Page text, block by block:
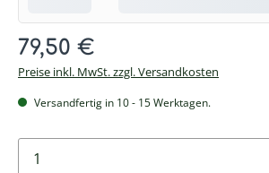
Regulärer Preis:
79,50 €
Preise inkl. MwSt. zzgl. Versandkosten
Versandfertig in 10 - 15 Werktagen.
Produkt Anzahl: Geben sie